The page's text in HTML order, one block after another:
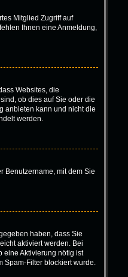
Mitglied Zugriff auf
Ihnen eine Anmeldung,
Websites, die
ob dies auf Sie oder die
anbieten kann und nicht die
werden.
Benutzername, mit dem Sie
haben, dass Sie
aktiviert werden. Bei
eine Aktivierung nötig ist
Filter blockiert wurde.